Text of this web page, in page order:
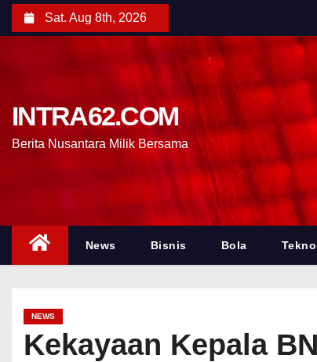
Sat. Aug 8th, 2026
INTRA62.COM
Berita Nusantara Milik Bersama
News Bisnis Bola
NEWS
Kekayaan Kepala